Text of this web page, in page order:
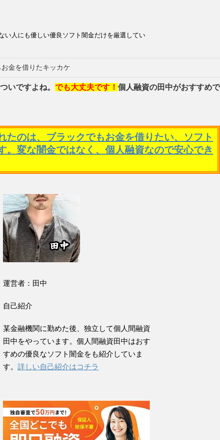
い人にも優しい優良ソフト闇金だけを厳選してい
金を借りたキッカケ
いですよね。 でも大丈夫です！ 個人融資の田中がおすすめで
のは、ブラックでもお金を借りたい、ソフト
変な闇金ではなく、個人融資なので安心でき
運営者：田中
自己紹介
某金融機関に勤めた後、独立して個人間融資
田中をやっています。個人間融資田中はおす
すめの優良なソフト闇金をも紹介していま
す。 詳しい自己紹介はコチラ